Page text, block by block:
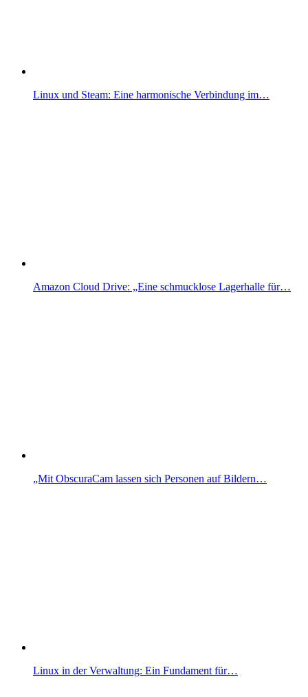
Linux und Steam: Eine harmonische Verbindung im…
Amazon Cloud Drive: „Eine schmucklose Lagerhalle für…
„Mit ObscuraCam lassen sich Personen auf Bildern…
Linux in der Verwaltung: Ein Fundament für…